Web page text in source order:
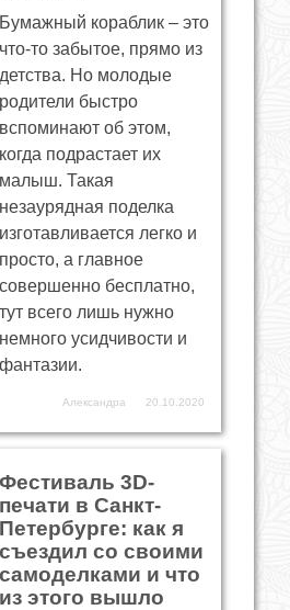
Бумажный кораблик – это
что-то забытое, прямо из
детства. Но молодые
родители быстро
вспоминают об этом,
когда подрастает их
малыш. Такая
незаурядная поделка
изготавливается легко и
просто, а главное
совершенно бесплатно,
тут всего лишь нужно
немного усидчивости и
фантазии.
Александра 20.10.2020
Фестиваль 3D-
печати в Санкт-
Петербурге: как я
съездил со своими
самоделками и что
из этого вышло